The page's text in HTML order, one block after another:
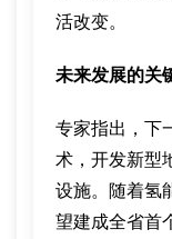
活改变。
未来发展的关
专家指出，下
术，开发新型
设施。随着氢
望建成全省首